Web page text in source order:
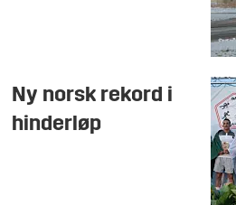
Ny norsk rekord i
hinderløp